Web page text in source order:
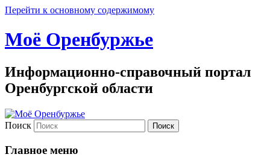
Перейти к основному содержимому
Моё Оренбуржье
Информационно-справочный портал
Оренбургской области
Поиск
Главное меню